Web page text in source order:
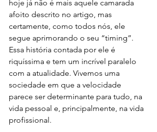
hoje já não é mais aquele camarada
afoito descrito no artigo, mas
certamente, como todos nós, ele
segue aprimorando o seu “timing”.
Essa história contada por ele é
riquíssima e tem um incrível paralelo
com a atualidade. Vivemos uma
sociedade em que a velocidade
parece ser determinante para tudo, na
vida pessoal e, principalmente, na vida
profissional.